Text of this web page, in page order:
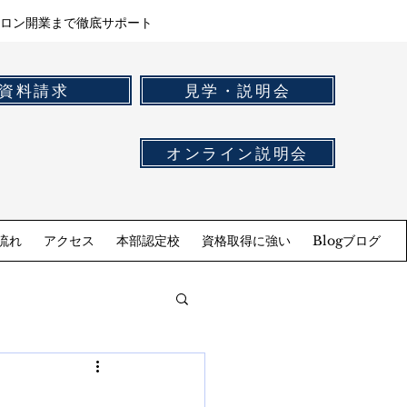
ン開業まで徹底サポート
資料請求 見学・説明会
オンライン説明会
れ アクセス 本部認定校 資格取得に強い Blogブログ